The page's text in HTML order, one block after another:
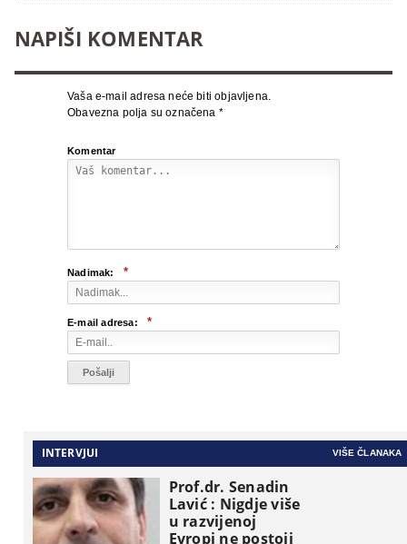
NAPIŠI KOMENTAR
Vaša e-mail adresa neće biti objavljena.
Obavezna polja su označena *
Komentar
Nadimak: *
E-mail adresa: *
INTERVJUI VIŠE ČLANAKA
Prof.dr. Senadin
Lavić : Nigdje više
u razvijenoj
Evropi ne postoji